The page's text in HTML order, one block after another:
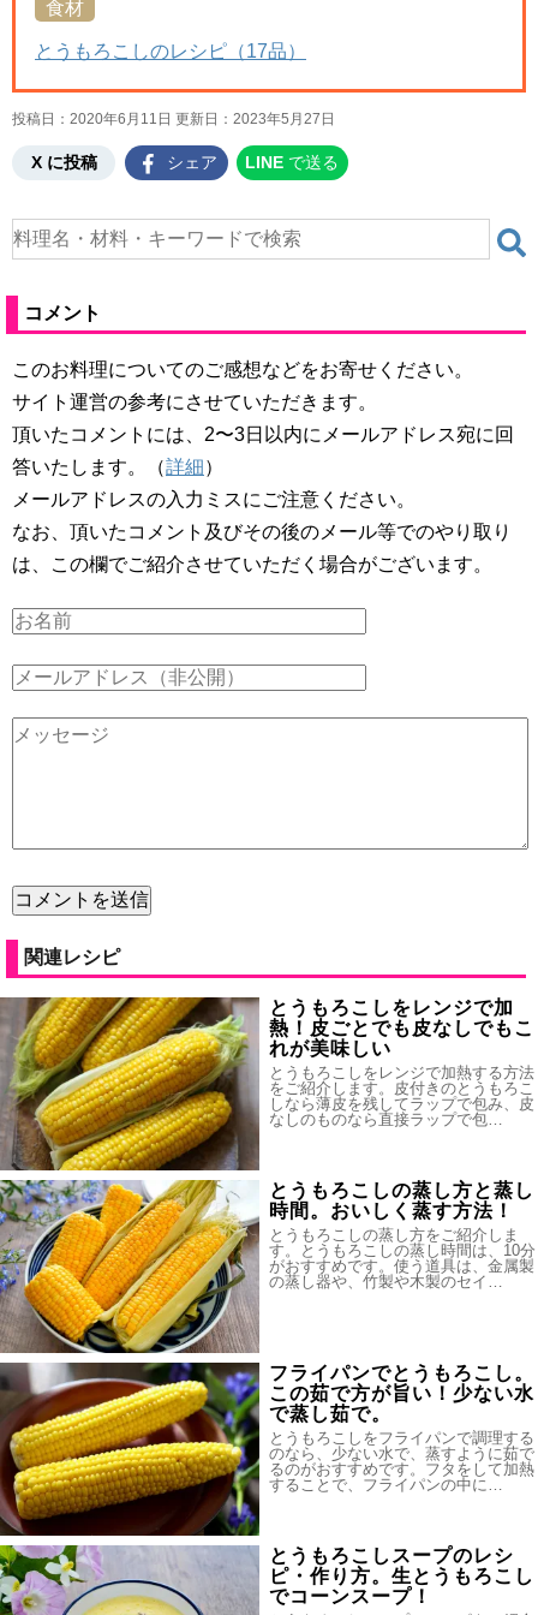
食材
とうもろこしのレシピ（17品）
投稿日：2020年6月11日 更新日： 2023年5月27日
X に投稿 シェア LINE で送る
コメント
このお料理についてのご感想などをお寄せください。
サイト運営の参考にさせていただきます。
頂いたコメントには、2〜3日以内にメールアドレス宛に回
答いたします。（詳細）
メールアドレスの入力ミスにご注意ください。
なお、頂いたコメント及びその後のメール等でのやり取り
は、この欄でご紹介させていただく場合がございます。
関連レシピ
とうもろこしをレンジで加
熱！皮ごとでも皮なしでもこ
れが美味しい
とうもろこしをレンジで加熱する方法
をご紹介します。皮付きのとうもろこ
しなら薄皮を残してラップで包み、皮
なしのものなら直接ラップで包…
とうもろこしの蒸し方と蒸し
時間。おいしく蒸す方法！
とうもろこしの蒸し方をご紹介しま
す。とうもろこしの蒸し時間は、10分
がおすすめです。使う道具は、金属製
の蒸し器や、竹製や木製のセイ…
フライパンでとうもろこし。
この茹で方が旨い！少ない水
で蒸し茹で。
とうもろこしをフライパンで調理する
のなら、少ない水で、蒸すように茹で
るのがおすすめです。フタをして加熱
することで、フライパンの中に…
とうもろこしスープのレシ
ピ・作り方。生とうもろこし
でコーンスープ！